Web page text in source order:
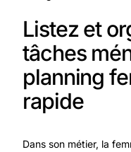
Listez et
tâches
planning
rapide
Dans son métier, la